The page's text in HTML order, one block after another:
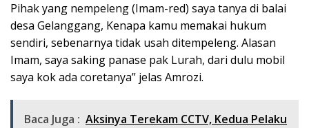
Pihak yang nempeleng (Imam-red) saya tanya di balai
desa Gelanggang, Kenapa kamu memakai hukum
sendiri, sebenarnya tidak usah ditempeleng. Alasan
Imam, saya saking panase pak Lurah, dari dulu mobil
saya kok ada coretanya” jelas Amrozi.
Baca Juga : Aksinya Terekam CCTV, Kedua Pelaku